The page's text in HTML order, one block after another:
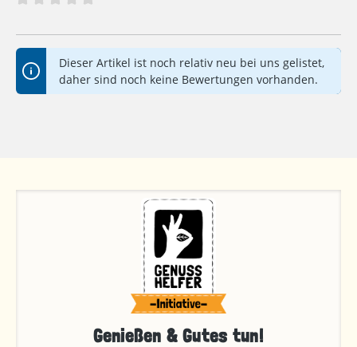
Dieser Artikel ist noch relativ neu bei uns gelistet,
daher sind noch keine Bewertungen vorhanden.
Genießen & Gutes tun!